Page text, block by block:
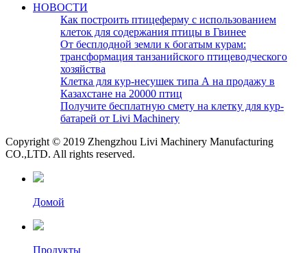
НОВОСТИ
Как построить птицеферму с использованием
клеток для содержания птицы в Гвинее
От бесплодной земли к богатым курам:
трансформация танзанийского птицеводческого
хозяйства
Клетка для кур-несушек типа А на продажу в
Казахстане на 20000 птиц
Получите бесплатную смету на клетку для кур-
батарей от Livi Machinery
Copyright © 2019 Zhengzhou Livi Machinery Manufacturing
CO.,LTD. All rights reserved.
Домой
Продукты